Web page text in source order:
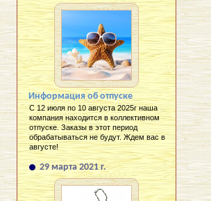
Информация об отпуске
С 12 июля по 10 августа 2025г наша
компания находится в коллективном
отпуске. Заказы в этот период
обрабатываться не будут. Ждем вас в
августе!
29 марта 2021 г.